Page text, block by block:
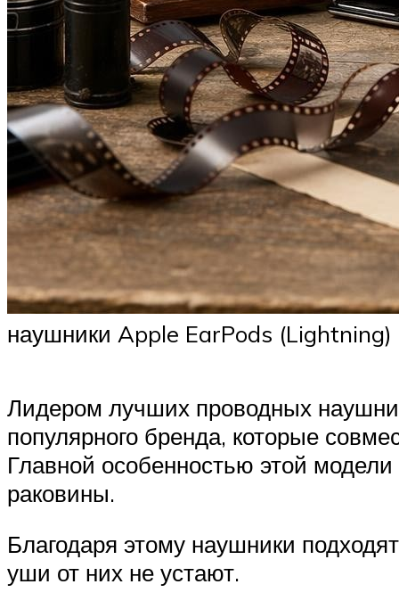
наушники Apple EarPods (Lightning)
Лидером лучших проводных
популярного бренда, которые
Главной особенностью этой
раковины.
Благодаря этому наушники
уши от них не устают.